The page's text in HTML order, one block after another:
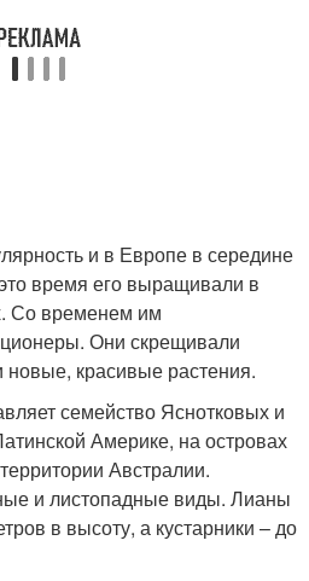
и в Европе в середине
время его выращивали в
Со временем им
Они скрещивали
красивые растения.
семейство Яснотковых и
Америке, на островах
Австралии.
и листопадные виды. Лианы
в высоту, а кустарники – до